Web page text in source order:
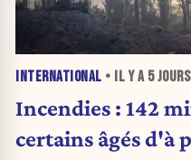
INTERNATIONAL • IL Y A 5 JOURS
Incendies : 142
certains âgés d'à